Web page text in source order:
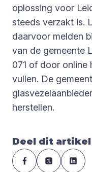
oplossing voor
steeds verzakt is.
daarvoor melden
van de gemeente
071 of door online
vullen. De
herstellen.
Deel dit artikel